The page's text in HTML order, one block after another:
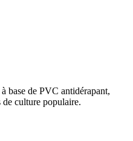
base de PVC antidérapant,
culture populaire.